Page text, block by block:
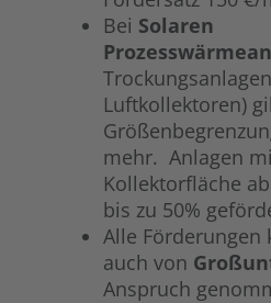
Bei Solaren
Luftkollektoren)
mehr. Anlagen
Kollektorfläche
bis zu 50%
Alle Förderungen
auch von
Anspruch